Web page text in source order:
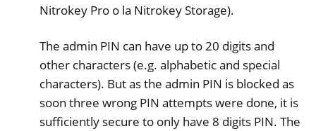
Nitrokey Pro o la Nitrokey Storage).
The admin PIN can have up to 20 digits and
other characters (e.g. alphabetic and special
characters). But as the admin PIN is blocked as
soon three wrong PIN attempts were done, it is
sufficiently secure to only have 8 digits PIN. The